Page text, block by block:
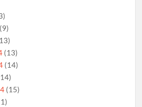
(9)
(13)
(14)
(15)